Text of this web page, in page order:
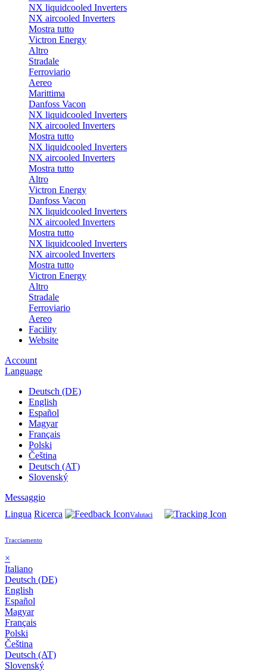
NX liquidcooled Inverters
NX aircooled Inverters
Mostra tutto
Victron Energy
Altro
Stradale
Ferroviario
Aereo
Marittima
Danfoss Vacon
NX liquidcooled Inverters
NX aircooled Inverters
Mostra tutto
NX liquidcooled Inverters
NX aircooled Inverters
Mostra tutto
Altro
Victron Energy
Danfoss Vacon
NX liquidcooled Inverters
NX aircooled Inverters
Mostra tutto
NX liquidcooled Inverters
NX aircooled Inverters
Mostra tutto
Victron Energy
Altro
Stradale
Ferroviario
Aereo
Facility
Website
Account
Language
Deutsch (DE)
English
Español
Magyar
Français
Polski
Čeština
Deutsch (AT)
Slovenský
Messaggio
Lingua Ricerca Valutaci
Tracciamento
×
Italiano
Deutsch (DE)
English
Español
Magyar
Français
Polski
Čeština
Deutsch (AT)
Slovenský